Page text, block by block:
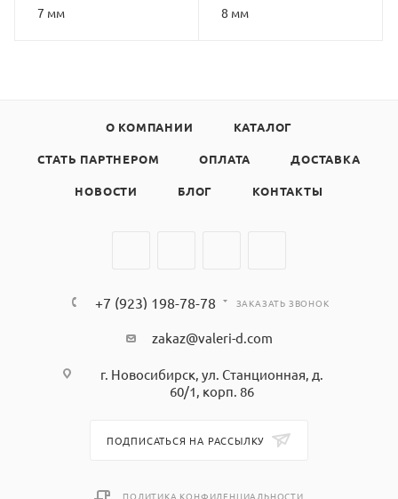
7 мм 8 мм
О КОМПАНИИ КАТАЛОГ
СТАТЬ ПАРТНЕРОМ ОПЛАТА ДОСТАВКА
НОВОСТИ БЛОГ КОНТАКТЫ
+7 (923) 198-78-78 ЗАКАЗАТЬ ЗВОНОК
zakaz@valeri-d.com
г. Новосибирск, ул. Станционная, д.
60/1, корп. 86
ПОДПИСАТЬСЯ НА РАССЫЛКУ
ПОЛИТИКА КОНФИДЕНЦИАЛЬНОСТИ